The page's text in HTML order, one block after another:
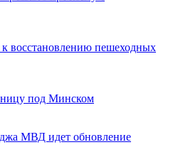
восстановлению пешеходных
под Минском
МВД идет обновление